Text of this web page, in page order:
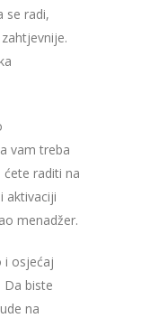
se radi,
vam treba
raditi na
aktivaciji
menadžer.
i osjećaj
biste
na